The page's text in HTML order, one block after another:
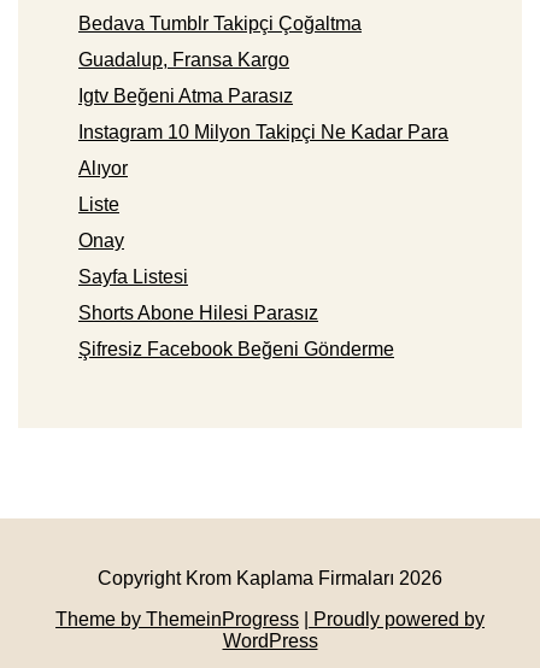
Bedava Tumblr Takipçi Çoğaltma
Guadalup, Fransa Kargo
Igtv Beğeni Atma Parasız
Instagram 10 Milyon Takipçi Ne Kadar Para
Alıyor
Liste
Onay
Sayfa Listesi
Shorts Abone Hilesi Parasız
Şifresiz Facebook Beğeni Gönderme
Copyright Krom Kaplama Firmaları 2026
Theme by ThemeinProgress
| Proudly powered by
WordPress